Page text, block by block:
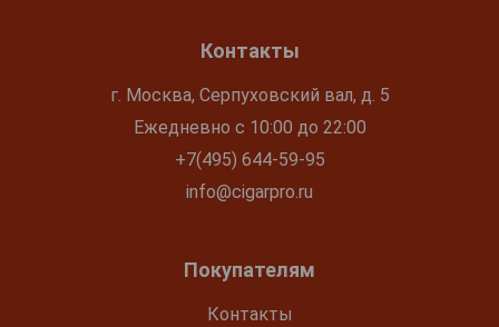
Контакты
г. Москва, Серпуховский вал, д. 5
Ежедневно с 10:00 до 22:00
+7(495) 644-59-95
info@cigarpro.ru
Покупателям
Контакты